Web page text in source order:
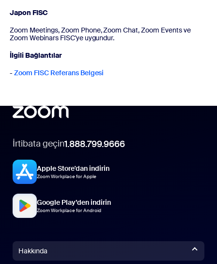
Japon FISC
Zoom Meetings, Zoom Phone, Zoom Chat, Zoom Events ve
Zoom Webinars FISC'ye uygundur.
İlgili Bağlantılar
- Zoom FISC Referans Belgesi
İrtibata geçin1.888.799.9666
Apple Store'dan indirin
Zoom Workplace for Apple
Google Play’den indirin
Zoom Workplace for Android
Hakkında